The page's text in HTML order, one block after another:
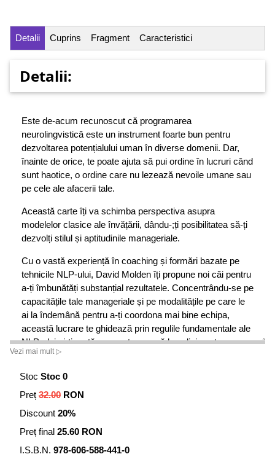
Detalii Cuprins Fragment Caracteristici
Detalii:
Este de-acum recunoscut că programarea
neurolingvistică este un instrument foarte bun pentru
dezvoltarea potențialului uman în diverse domenii. Dar,
înainte de orice, te poate ajuta să pui ordine în lucruri când
sunt haotice, o ordine care nu lezează nevoile umane sau
pe cele ale afacerii tale.
Această carte îți va schimba perspectiva asupra
modelelor clasice ale învățării, dându-;ți posibilitatea să-ți
dezvolți stilul și aptitudinile manageriale.
Cu o vastă experiență în coaching și formări bazate pe
tehnicile NLP-ului, David Molden îți propune noi căi pentru
a-ți îmbunătăți substanțial rezultatele. Concentrându-se pe
capacitățile tale manageriale și pe modalitățile pe care le
ai la îndemână pentru a-ți coordona mai bine echipa,
această lucrare te ghidează prin regulile fundamentale ale
NLP-ului și-ți arată, concret, cum să le aplici pentru a crea
scenarii sănătoase de management.
„O carte ce trebuie să existe în biblioteca oricărui lider
interesat să-;și îmbunătățească abilitățile de relaționare
Alchimia lui Molden rezultă din combinarea subtilă dintre
tradiționalul NLP, dragostea pentru filosofia orientală și
propria experiență de business. Un mesaj extrem de clar
Vezi mai mult ▷
Stoc Stoc 0
Preț 32.00 RON
Discount 20%
Preț final 25.60 RON
I.S.B.N. 978-606-588-441-0